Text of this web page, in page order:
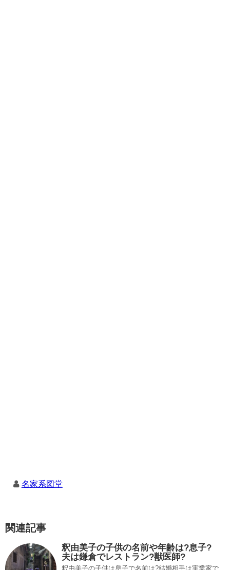
名家系図堂
関連記事
釈由美子の子供の名前や年齢は?息子?
夫は鎌倉でレストラン?獣医師?
釈由美子の子供は息子で名前は?結婚相手は実業家で